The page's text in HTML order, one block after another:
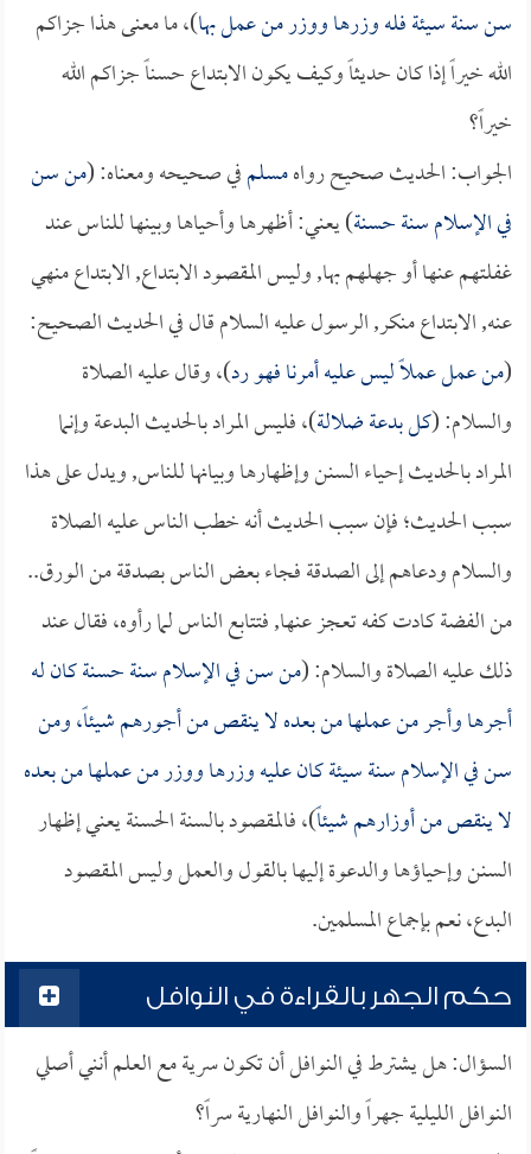
سن سنة سيئة فله وزرها ووزر من عمل بها)، ما معنى هذا جزاكم
الله خيراً إذا كان حديثاً وكيف يكون الابتداع حسناً جزاكم الله
خيراً؟
الجواب: الحديث صحيح رواهمسلمفي صحيحه ومعناه: (من سن
في الإسلام سنة حسنة) يعني: أظهرها وأحياها وبينها للناس عند
غفلتهم عنها أو جهلهم بها, وليس المقصود الابتداع, الابتداع منهي
عنه, الابتداع منكر, الرسول عليه السلام قال في الحديث الصحيح:
(من عمل عملاً ليس عليه أمرنا فهو رد)، وقال عليه الصلاة
والسلام: (كل بدعة ضلالة)، فليس المراد بالحديث البدعة وإنما
المراد بالحديث إحياء السنن وإظهارها وبيانها للناس, ويدل على هذا
سبب الحديث؛ فإن سبب الحديث أنه خطب الناس عليه الصلاة
والسلام ودعاهم إلى الصدقة فجاء بعض الناس بصدقة من الورق..
من الفضة كادت كفه تعجز عنها, فتتابع الناس لما رأوه، فقال عند
ذلك عليه الصلاة والسلام: (من سن في الإسلام سنة حسنة كان له
أجرها وأجر من عملها من بعده لا ينقص من أجورهم شيئاً، ومن
سن في الإسلام سنة سيئة كان عليه وزرها ووزر من عملها من بعده
لا ينقص من أوزارهم شيئاً)، فالمقصود بالسنة الحسنة يعني إظهار
السنن وإحياؤها والدعوة إليها بالقول والعمل وليس المقصود
البدع، نعم بإجماع المسلمين.
حكم الجهر بالقراءة في النوافل
السؤال: هل يشترط في النوافل أن تكون سرية مع العلم أنني أصلي
النوافل الليلية جهراً والنوافل النهارية سراً؟